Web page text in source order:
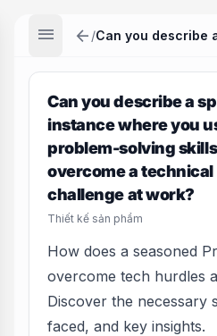
menu arrow_back /
Can you describe a
instance where you
problem-solving
overcome a technical
challenge at work?
Thiết kế sản phẩm
How does a seasoned
overcome tech hurdles
Discover the necessary
faced, and key insights.